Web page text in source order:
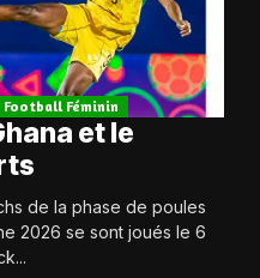
Football Féminin
et le
de la phase de poules
2026 se sont joués le 6